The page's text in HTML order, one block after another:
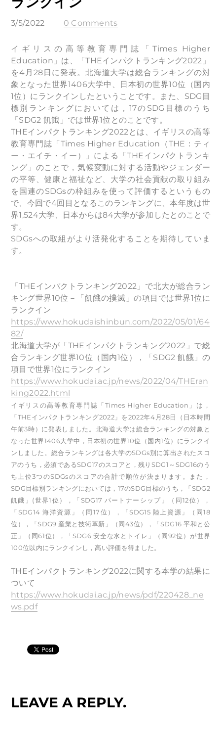
3/5/2022 0 Comments
イギリスの高等教育専門誌「Times Higher
Education」は、「THEインパクトランキング2022」
を4月28日に発表。北海道大学は総合ランキングの対
象となった世界1406⼤学中、日本初の世界10位（国内
1位）にランクインしたということです。また、SDG目
標別ランキングにおいては，17のSDG目標のうち
「SDG2 飢餓」では世界1位とのことです。
THEインパクトランキング2022とは、イギリスの高等
教育専門誌「Times Higher Education（THE：ティ
ー・エイチ・イー）」による「THEインパクトランキ
ング」のことで，気候変動に対する活動やジェンダー
の平等、健康と福祉など、大学の社会貢献の取り組み
を国連のSDGsの枠組みを使って評価するというもの
で、今回で4回目となるこのランキングに、本年度は世
界1,524大学、日本からは84大学が参加したとのことで
す。
SDGsへの取組がより活発化することを期待していま
す。
「THEインパクトランキング2022」で北大が総合ラン
キング世界10位－「飢餓の撲滅」の項目では世界1位に
ランクイン
https://www.hokudaishinbun.com/2022/05/01/64
82/
北海道大学が「THEインパクトランキング2022」で総
合ランキング世界10位（国内1位），「SDG2 飢餓」の
項目で世界1位にランクイン
https://www.hokudai.ac.jp/news/2022/04/THEran
king2022.html
イギリスの高等教育専門誌「Times Higher Education」は，
「THEインパクトランキング2022」を2022年4月28日（日本時間
午前3時）に発表しました。北海道大学は総合ランキングの対象と
なった世界1406⼤学中，日本初の世界10位（国内1位）にランクイ
ンしました。総合ランキングは各大学のSDGs別に算出されたスコ
アのうち，必須であるSDG17のスコアと，残りSDG1～SDG16のう
ち上位3つのSDGsのスコアの合計で順位が決まります。また，
SDG目標別ランキングにおいては，17のSDG目標のうち，「SDG2
飢餓」(世界1位），「SDG17 パートナーシップ」（同12位），
「SDG14 海洋資源」（同17位），「SDG15 陸上資源」（同18
位），「SDG9 産業と技術革新」（同43位），「SDG16 平和と公
正」（同61位），「SDG6 安全な水とトイレ」（同92位）が世界
100位以内にランクインし，高い評価を得ました。
THEインパクトランキング2022に関する本学の結果に
ついて
https://www.hokudai.ac.jp/news/pdf/220428_ne
ws.pdf
LEAVE A REPLY.